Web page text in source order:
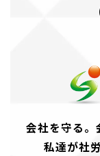
会社を守る。
私達が社